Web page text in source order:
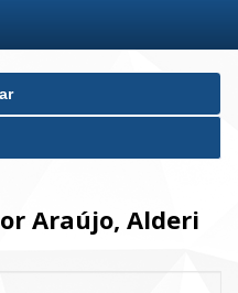
Araújo, Alderi